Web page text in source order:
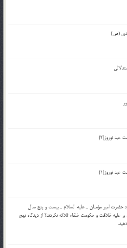
(ص)
عید نوروز(2)
عید نوروز(1)
حضرت امير مؤمنان ـ عليه السلام ـ بيست و پنج سال
عليه خلافت و حکومت خلفاء ثلاثه نکردند؟ از ديدگاه نهج